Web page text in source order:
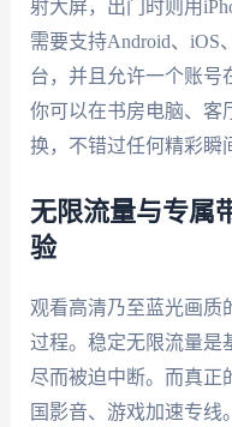
射大屏，出门时则用
需要支持Android、iOS
台，并且允许一个账号
你可以在书房电脑、客
换，不错过任何精彩瞬
无限流量与专属
验
观看高清乃至蓝光画质
过程。稳定无限流量是
尽而被迫中断。而真正
国影音、游戏加速专线